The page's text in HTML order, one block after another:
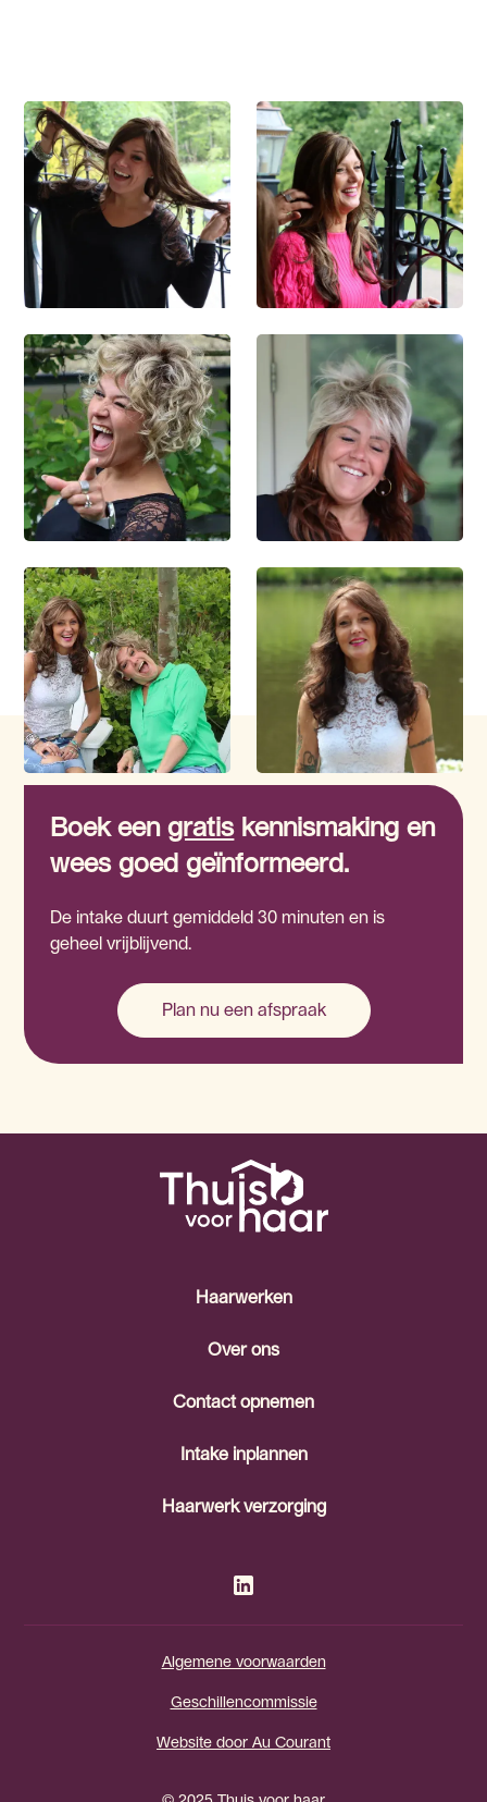
Boek eengratiskennismaking en
wees goed geïnformeerd.
De intake duurt gemiddeld 30 minuten en is
geheel vrijblijvend.
Plan nu een afspraak
Haarwerken
Over ons
Contact opnemen
Intake inplannen
Haarwerk verzorging
Algemene voorwaarden
Geschillencommissie
Website door Au Courant